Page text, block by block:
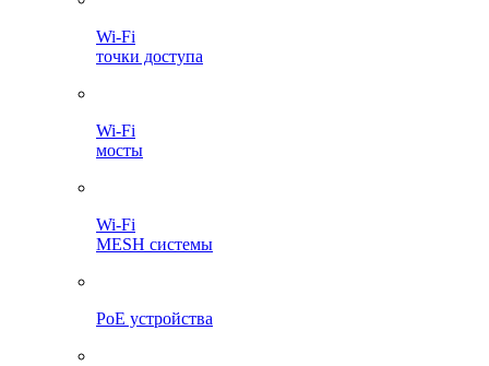
Wi-Fi
точки доступа
Wi-Fi
мосты
Wi-Fi
MESH системы
PoE устройства